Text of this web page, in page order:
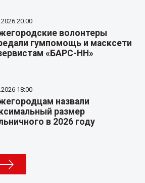
20:00
волонтеры
гумпомощь и масксети
«БАРС-НН»
18:00
назвали
размер
в 2026 году